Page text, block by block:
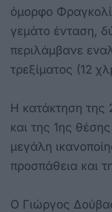
όμορφο
γεμάτο ένταση,
περιλάμβανε
τρεξίματος (12
Η κατάκτηση της
και της 1ης
μεγάλη
προσπάθεια και
Ο Γιώργος